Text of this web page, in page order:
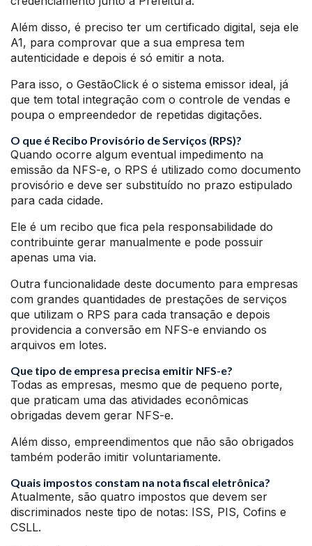
Além disso, é preciso ter um certificado digital, seja ele
A1, para comprovar que a sua empresa tem
autenticidade e depois é só emitir a nota.
Para isso, o GestãoClick é o sistema emissor ideal, já
que tem total integração com o controle de vendas e
poupa o empreendedor de repetidas digitações.
O que é Recibo Provisório de Serviços (RPS)?
Quando ocorre algum eventual impedimento na
emissão da NFS-e, o RPS é utilizado como documento
provisório e deve ser substituído no prazo estipulado
para cada cidade.
Ele é um recibo que fica pela responsabilidade do
contribuinte gerar manualmente e pode possuir
apenas uma via.
Outra funcionalidade deste documento para empresas
com grandes quantidades de prestações de serviços
que utilizam o RPS para cada transação e depois
providencia a conversão em NFS-e enviando os
arquivos em lotes.
Que tipo de empresa precisa emitir NFS-e?
Todas as empresas, mesmo que de pequeno porte,
que praticam uma das atividades econômicas
obrigadas devem gerar NFS-e.
Além disso, empreendimentos que não são obrigados
também poderão imitir voluntariamente.
Quais impostos constam na nota fiscal eletrônica?
Atualmente, são quatro impostos que devem ser
discriminados neste tipo de notas: ISS, PIS, Cofins e
CSLL.